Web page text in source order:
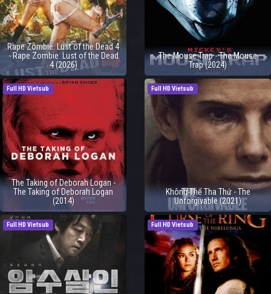
Rape Zombie: Lust of the Dead 4
- Rape Zombie: Lust of the Dead
4 (2026)
The Mouse Trap - The Mouse
Trap (2024)
Full HD Vietsub
The Taking of Deborah Logan -
The Taking of Deborah Logan
(2014)
Full HD Vietsub
Không Thể Tha Thứ - The
Unforgivable (2021)
Full HD Vietsub Full HD Vietsub